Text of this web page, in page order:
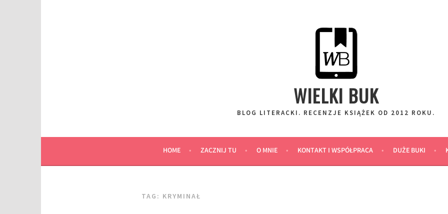
WIELKI BUK
BLOG LITERACKI. RECENZJE KSIĄŻEK OD 2012 ROKU.
HOME ZACZNIJ TU O MNIE KONTAKT I WSPÓŁPRACA DUŻE BUKI
TAG: KRYMINAŁ